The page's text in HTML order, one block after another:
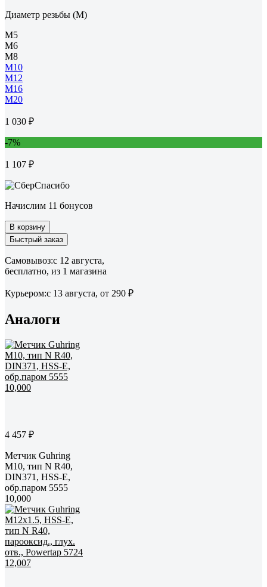
Диаметр резьбы (М)
М5
М6
М8
М10
М12
М16
М20
1 030 ₽
-7%
1 107 ₽
Начислим 11 бонусов
В корзину
Быстрый заказ
Самовывоз:c 12 августа,
бесплатно, из 1 магазина
Курьером:c 13 августа, от 290 ₽
Аналоги
4 457 ₽
Метчик Guhring
M10, тип N R40,
DIN371, HSS-E,
обр.паром 5555
10,000